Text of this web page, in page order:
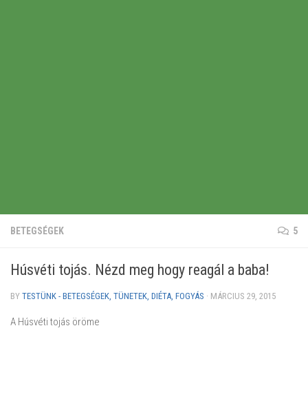
BETEGSÉGEK 5
Húsvéti tojás. Nézd meg hogy reagál a baba!
BY TESTÜNK - BETEGSÉGEK, TÜNETEK, DIÉTA, FOGYÁS · MÁRCIUS 29, 2015
A Húsvéti tojás öröme